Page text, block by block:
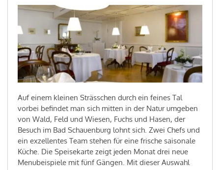
Auf einem kleinen Strässchen durch ein feines Tal
vorbei befindet man sich mitten in der Natur umgeben
von Wald, Feld und Wiesen, Fuchs und Hasen, der
Besuch im Bad Schauenburg lohnt sich. Zwei Chefs und
ein exzellentes Team stehen für eine frische saisonale
Küche. Die Speisekarte zeigt jeden Monat drei neue
Menubeispiele mit fünf Gängen. Mit dieser Auswahl